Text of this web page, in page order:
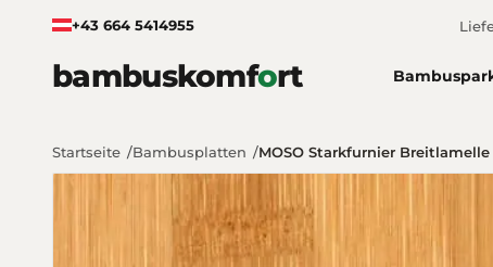
Zum Inhalt springen
+43 664 5414955
bambuskomfort
Startseite Bambusplatten MOSO Starkfurnier